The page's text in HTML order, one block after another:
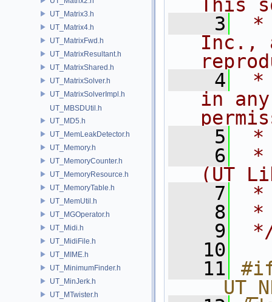
UT_Matrix3.h
UT_Matrix4.h
UT_MatrixFwd.h
UT_MatrixResultant.h
UT_MatrixShared.h
UT_MatrixSolver.h
UT_MatrixSolverImpl.h
UT_MBSDUtil.h
UT_MD5.h
UT_MemLeakDetector.h
UT_Memory.h
UT_MemoryCounter.h
UT_MemoryResource.h
UT_MemoryTable.h
UT_MemUtil.h
UT_MGOperator.h
UT_Midi.h
UT_MidiFile.h
UT_MIME.h
UT_MinimumFinder.h
UT_MinJerk.h
UT_MTwister.h
This
    3
*
Inc.,
    4
*
in
    5
*
    6
*
(UT
    7
*
    8
*
    9
   10
   11